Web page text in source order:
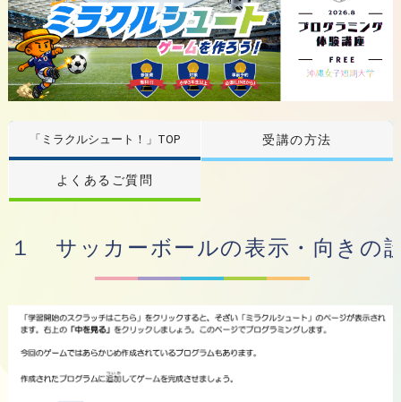
「ミラクルシュート！」TOP 受講の方法
よくあるご質問
１ サッカーボールの表示・向きの